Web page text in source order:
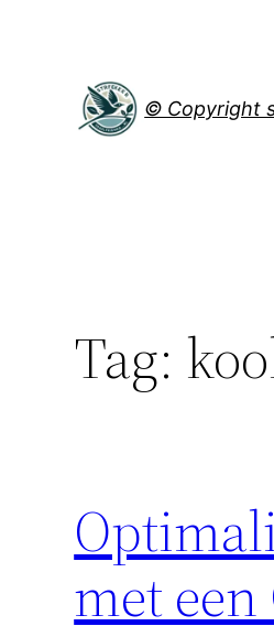
© Copyright
Tag:
met